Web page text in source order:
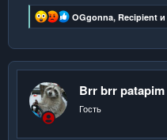
Р
е
к
ц
и
OGgonna, Recipient и
Brr brr patapim
Гость